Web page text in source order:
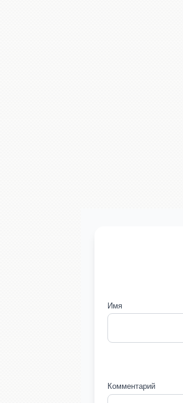
Имя
Комментарий